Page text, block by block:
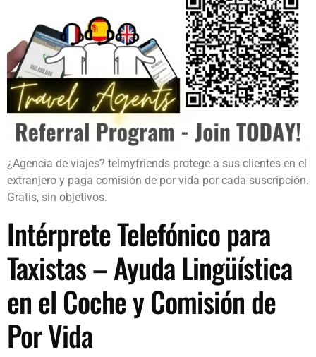
¿Agencia de viajes? telmyfriends protege a sus clientes en el
extranjero y paga comisión de por vida por cada suscripción.
Gratis, sin objetivos.
Intérprete Telefónico para
Taxistas – Ayuda Lingüística
en el Coche y Comisión de
Por Vida